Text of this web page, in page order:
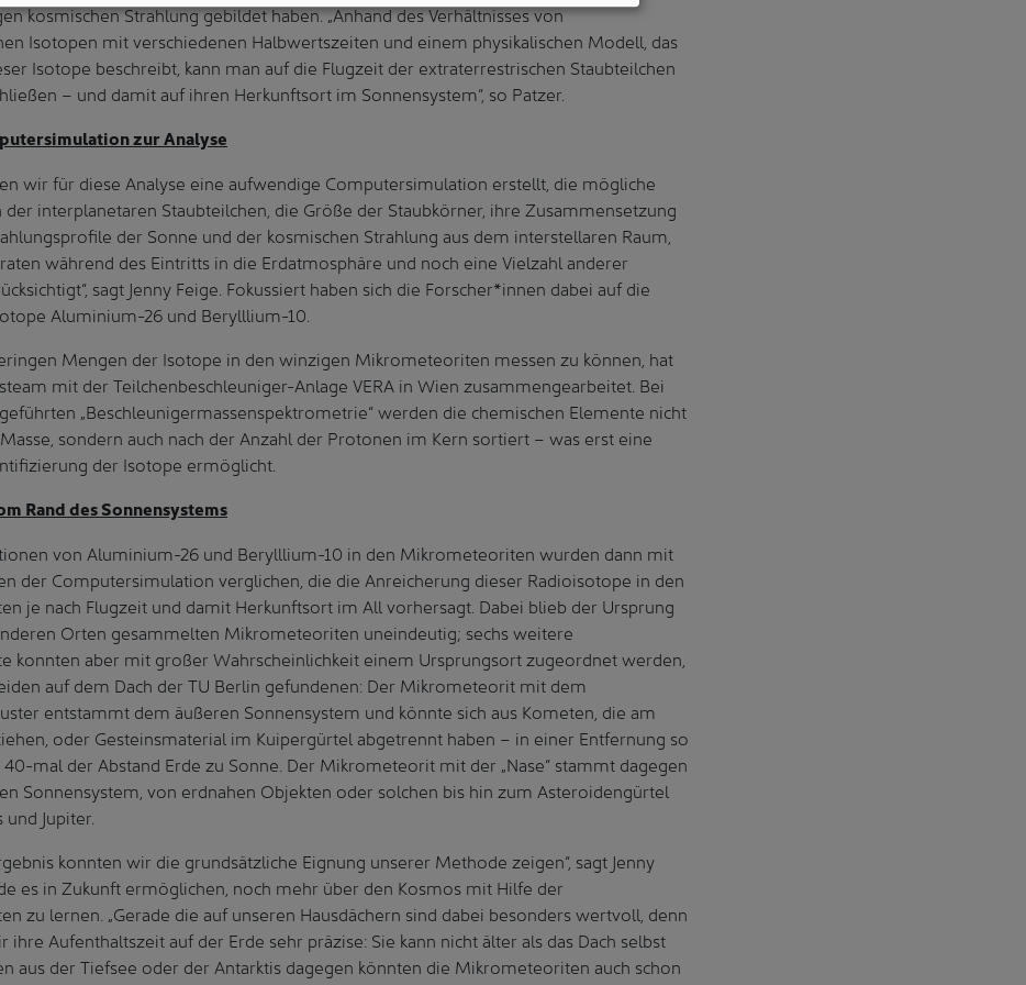
kosmischen Strahlung gebildet haben. „Anhand des Verhältnisses von
Isotopen mit verschiedenen Halbwertszeiten und einem physikalischen Modell, das
Isotope beschreibt, kann man auf die Flugzeit der extraterrestrischen Staubteilchen
– und damit auf ihren Herkunftsort im Sonnensystem“, so Patzer.
zur Analyse
wir für diese Analyse eine aufwendige Computersimulation erstellt, die mögliche
der interplanetaren Staubteilchen, die Größe der Staubkörner, ihre Zusammensetzung
der Sonne und der kosmischen Strahlung aus dem interstellaren Raum,
während des Eintritts in die Erdatmosphäre und noch eine Vielzahl anderer
sagt Jenny Feige. Fokussiert haben sich die Forscher*innen dabei auf die
Aluminium-26 und Berylllium-10.
Mengen der Isotope in den winzigen Mikrometeoriten messen zu können, hat
mit der Teilchenbeschleuniger-Anlage VERA in Wien zusammengearbeitet. Bei
„Beschleunigermassenspektrometrie“ werden die chemischen Elemente nicht
sondern auch nach der Anzahl der Protonen im Kern sortiert – was erst eine
der Isotope ermöglicht.
Rand des Sonnensystems
von Aluminium-26 und Berylllium-10 in den Mikrometeoriten wurden dann mit
der Computersimulation verglichen, die die Anreicherung dieser Radioisotope in den
je nach Flugzeit und damit Herkunftsort im All vorhersagt. Dabei blieb der Ursprung
Orten gesammelten Mikrometeoriten uneindeutig; sechs weitere
konnten aber mit großer Wahrscheinlichkeit einem Ursprungsort zugeordnet werden,
auf dem Dach der TU Berlin gefundenen: Der Mikrometeorit mit dem
entstammt dem äußeren Sonnensystem und könnte sich aus Kometen, die am
oder Gesteinsmaterial im Kuipergürtel abgetrennt haben – in einer Entfernung so
mal der Abstand Erde zu Sonne. Der Mikrometeorit mit der „Nase“ stammt dagegen
Sonnensystem, von erdnahen Objekten oder solchen bis hin zum Asteroidengürtel
Jupiter.
konnten wir die grundsätzliche Eignung unserer Methode zeigen“, sagt Jenny
es in Zukunft ermöglichen, noch mehr über den Kosmos mit Hilfe der
zu lernen. „Gerade die auf unseren Hausdächern sind dabei besonders wertvoll, denn
ihre Aufenthaltszeit auf der Erde sehr präzise: Sie kann nicht älter als das Dach selbst
aus der Tiefsee oder der Antarktis dagegen könnten die Mikrometeoriten auch schon